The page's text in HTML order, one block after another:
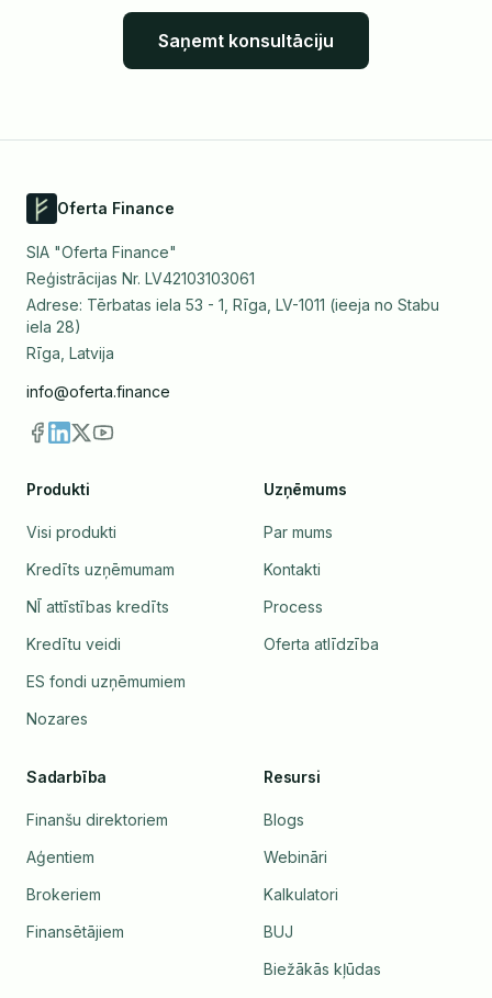
Saņemt konsultāciju
Oferta Finance
SIA "Oferta Finance"
Reģistrācijas Nr. LV42103103061
Adrese: Tērbatas iela 53 - 1, Rīga, LV-1011 (ieeja no Stabu
iela 28)
Rīga, Latvija
info@oferta.finance
Produkti
Visi produkti
Kredīts uzņēmumam
NĪ attīstības kredīts
Kredītu veidi
ES fondi uzņēmumiem
Nozares
Uzņēmums
Par mums
Kontakti
Process
Oferta atlīdzība
Sadarbība
Finanšu direktoriem
Aģentiem
Brokeriem
Finansētājiem
Resursi
Blogs
Webināri
Kalkulatori
BUJ
Biežākās kļūdas